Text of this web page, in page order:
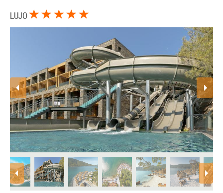
LUJO